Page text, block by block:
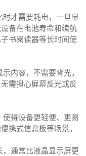
才需要耗电，一旦显
备在电池寿命和续航
书阅读器等长时间使
内容，不需要背光，
需担心屏幕反光或反
得设备更轻便、更易
携式信息板等场景。
通常比液晶显示屏更